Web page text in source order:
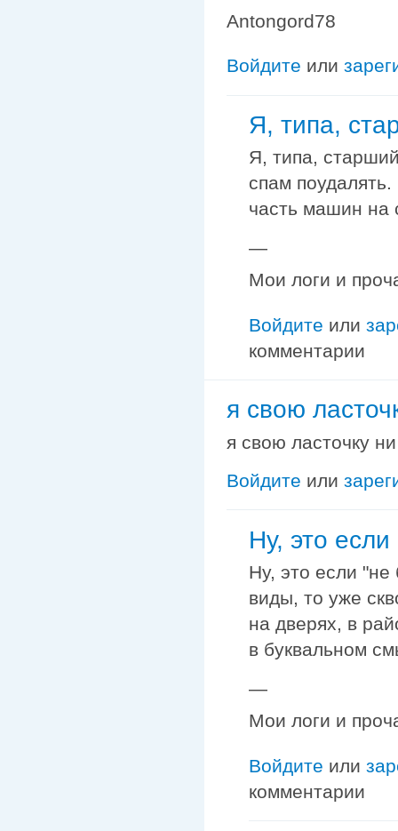
Antongord78
Войдите или
Я, типа,
Я, типа,
спам
часть машин на
—
Мои логи и
Войдите или
комментарии
я свою
я свою ласточку
Войдите или
Ну, это
Ну, это если
виды, то уже
на дверях, в
в буквальном
—
Мои логи и
Войдите или
комментарии